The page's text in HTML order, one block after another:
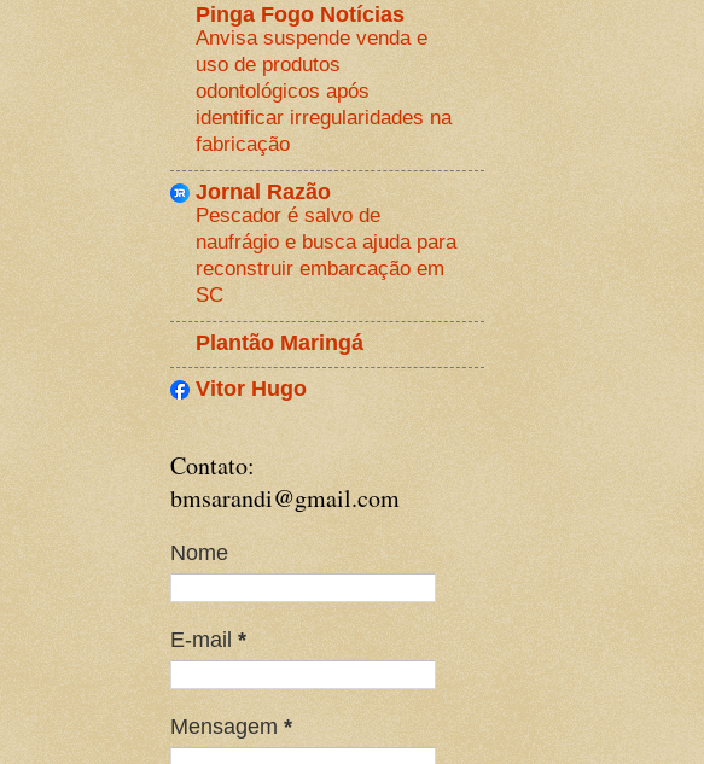
Pinga Fogo Notícias
Anvisa suspende venda e
uso de produtos
odontológicos após
identificar irregularidades na
fabricação
Jornal Razão
Pescador é salvo de
naufrágio e busca ajuda para
reconstruir embarcação em
SC
Plantão Maringá
Vitor Hugo
Contato:
bmsarandi@gmail.com
Nome
E-mail *
Mensagem *